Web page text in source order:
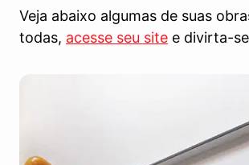
Veja abaixo algumas de suas
todas, acesse seu site e divirta-